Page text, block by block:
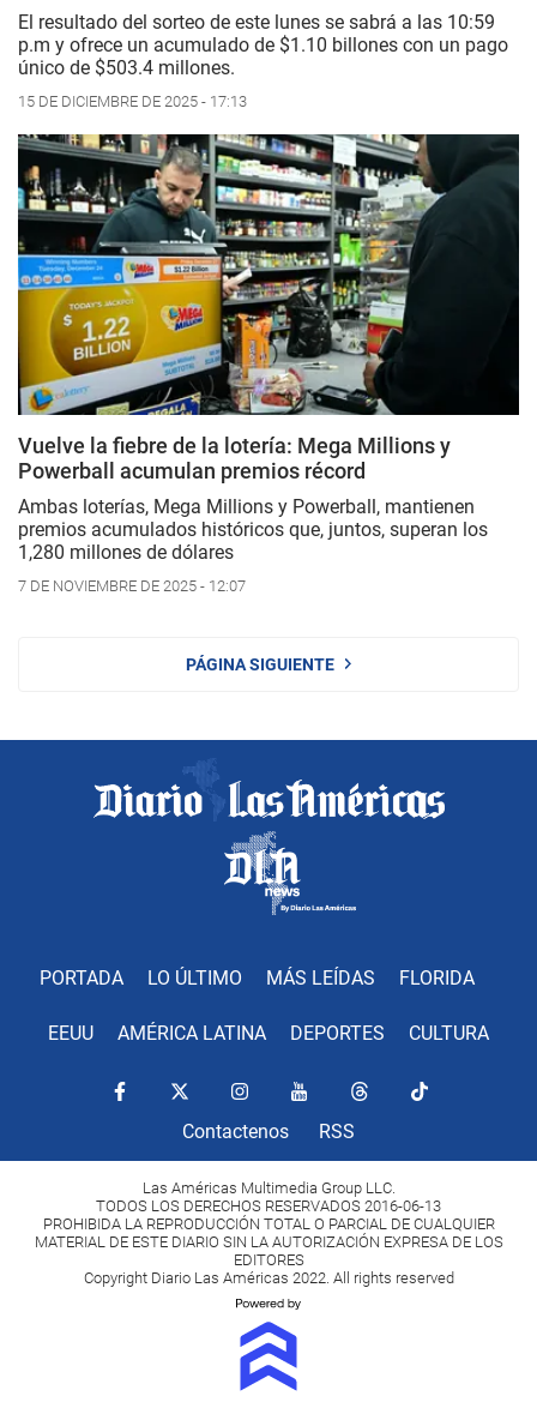
El resultado del sorteo de este lunes se sabrá a las 10:59
p.m y ofrece un acumulado de $1.10 billones con un pago
único de $503.4 millones.
15 DE DICIEMBRE DE 2025 - 17:13
Vuelve la fiebre de la lotería: Mega Millions y
Powerball acumulan premios récord
Ambas loterías, Mega Millions y Powerball, mantienen
premios acumulados históricos que, juntos, superan los
1,280 millones de dólares
7 DE NOVIEMBRE DE 2025 - 12:07
PÁGINA SIGUIENTE
PORTADA LO ÚLTIMO MÁS LEÍDAS FLORIDA
EEUU AMÉRICA LATINA DEPORTES CULTURA
Contactenos RSS
Las Américas Multimedia Group LLC.
TODOS LOS DERECHOS RESERVADOS 2016-06-13
PROHIBIDA LA REPRODUCCIÓN TOTAL O PARCIAL DE CUALQUIER
MATERIAL DE ESTE DIARIO SIN LA AUTORIZACIÓN EXPRESA DE LOS
EDITORES
Copyright Diario Las Américas 2022. All rights reserved